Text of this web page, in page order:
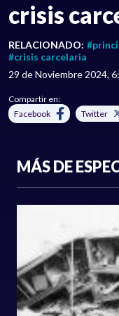
crisis
RELACIONADO:
#crisis carcelaria
29 de Noviembre 2024,
Compartir en:
Facebook
Twitter
MÁS DE